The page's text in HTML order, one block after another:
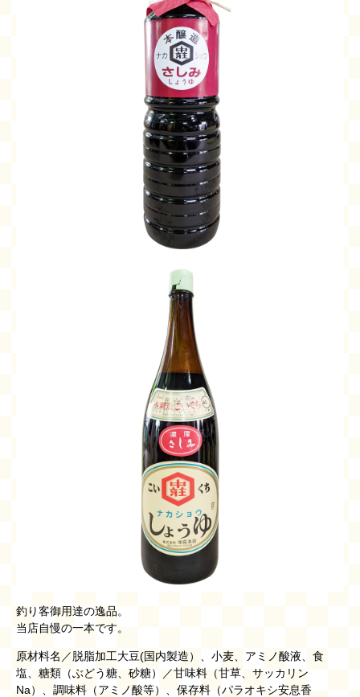
釣り客御用達の逸品。
当店自慢の一本です。
原材料名／脱脂加工大豆(国内製造）、小麦、アミノ酸液、食
塩、糖類（ぶどう糖、砂糖）／甘味料（甘草、サッカリン
Na）、調味料（アミノ酸等）、保存料（パラオキシ安息香